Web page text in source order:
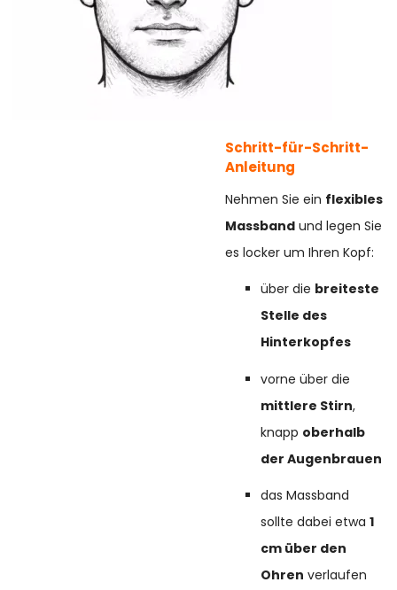
Schritt-für-Schritt-
Anleitung
Nehmen Sie ein flexibles
Massband und legen Sie
es locker um Ihren Kopf:
über die breiteste
Stelle des
Hinterkopfes
vorne über die
mittlere Stirn,
knapp oberhalb
der Augenbrauen
das Massband
sollte dabei etwa1
cm über den
Ohren verlaufen